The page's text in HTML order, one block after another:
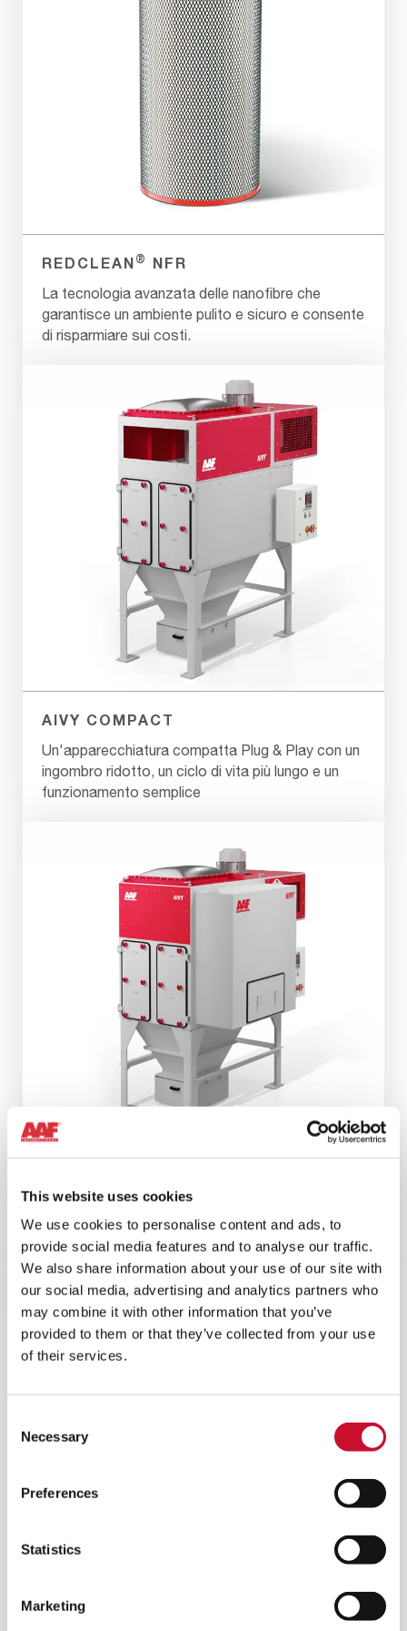
This website uses cookies
We use cookies to personalise content and ads, to
provide social media features and to analyse our traffic.
We also share information about your use of our site with
our social media, advertising and analytics partners who
may combine it with other information that you’ve
provided to them or that they’ve collected from your use
of their services.
Selection
Necessary
Preferences
Statistics
Marketing
REDCLEAN ® NFR
La tecnologia avanzata delle nanofibre che
garantisce un ambiente pulito e sicuro e consente
di risparmiare sui costi.
AIVY COMPACT
Un'apparecchiatura compatta Plug & Play con un
ingombro ridotto, un ciclo di vita più lungo e un
funzionamento semplice
Un'apparecchiatura compatta Plug & Play che
aumenta la sicurezza durante la filtrazione
dell'aria nei processi di lavorazione dei metalli.